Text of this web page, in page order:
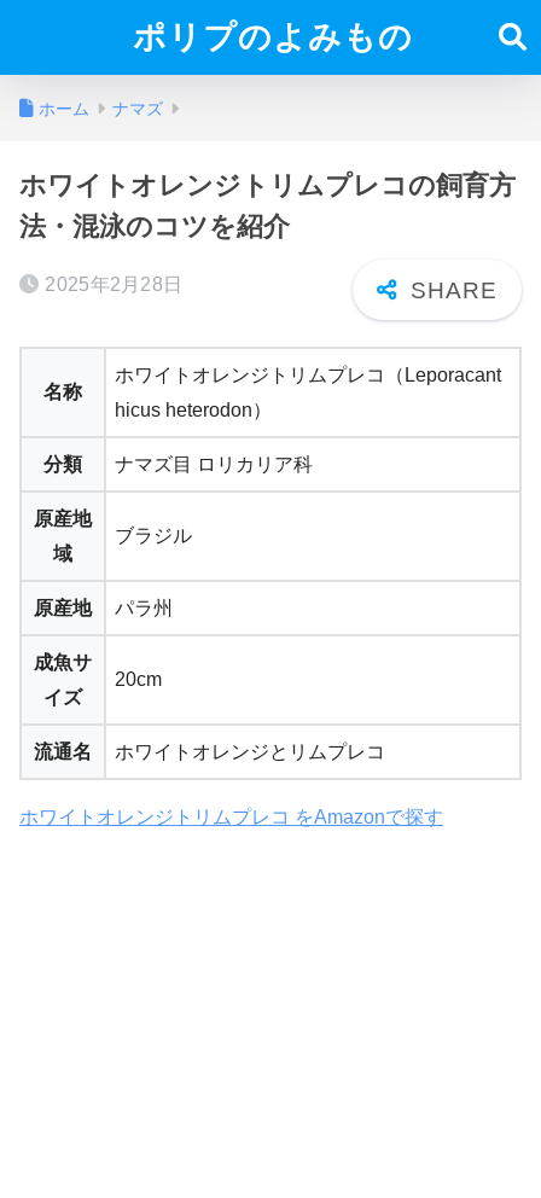
ポリプのよみもの
ホーム ナマズ
ホワイトオレンジトリムプレコの飼育方
法・混泳のコツを紹介
2025年2月28日
名称
ホワイトオレンジトリムプレコ（Leporacant
hicus heterodon）
分類 ナマズ目 ロリカリア科
原産地
域
ブラジル
原産地 パラ州
成魚サ
イズ
20cm
流通名 ホワイトオレンジとリムプレコ
ホワイトオレンジトリムプレコ をAmazonで探す